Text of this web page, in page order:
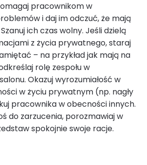
pracownikom w
i daj im odczuć, że mają
ich czas wolny. Jeśli dzielą
z życia prywatnego, staraj
– na przykład jak mają na
rolę zespołu w
Okazuj wyrozumiałość w
w życiu prywatnym (np. nagły
pracownika w obecności innych.
do zarzucenia, porozmawiaj w
spokojnie swoje racje.